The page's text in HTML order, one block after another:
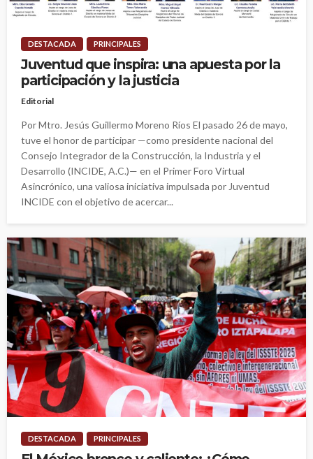
DESTACADA PRINCIPALES
Juventud que inspira: una apuesta por la
participación y la justicia
Editorial
Por Mtro. Jesús Guillermo Moreno Ríos El pasado 26 de mayo,
tuve el honor de participar —como presidente nacional del
Consejo Integrador de la Construcción, la Industria y el
Desarrollo (INCIDE, A.C.)— en el Primer Foro Virtual
Asincrónico, una valiosa iniciativa impulsada por Juventud
INCIDE con el objetivo de acercar...
DESTACADA PRINCIPALES